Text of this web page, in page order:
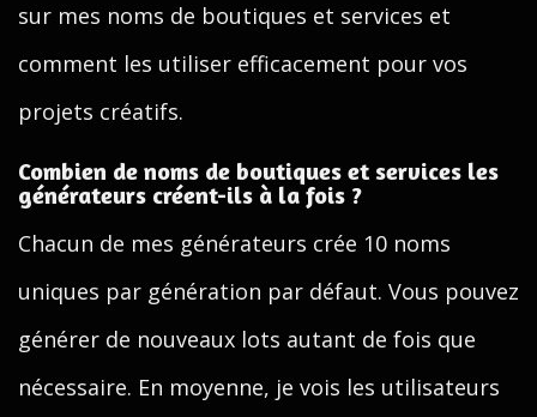
sur mes noms de boutiques et services et
comment les utiliser efficacement pour vos
projets créatifs.
Combien de noms de boutiques et services les
générateurs créent-ils à la fois ?
Chacun de mes générateurs crée 10 noms
uniques par génération par défaut. Vous pouvez
générer de nouveaux lots autant de fois que
nécessaire. En moyenne, je vois les utilisateurs